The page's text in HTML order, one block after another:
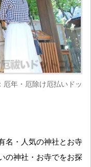
年・厄除け厄払いドッ
名・人気の神社とお寺
の神社・お寺でをお探